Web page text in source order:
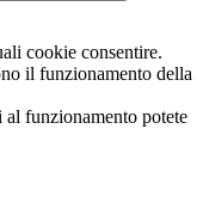
cookie consentire.
il funzionamento della
al funzionamento potete